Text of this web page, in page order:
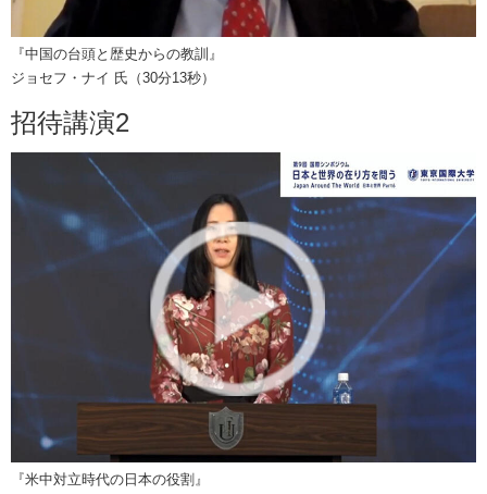
『中国の台頭と歴史からの教訓』
ジョセフ・ナイ 氏（30分13秒）
招待講演2
『米中対立時代の日本の役割』